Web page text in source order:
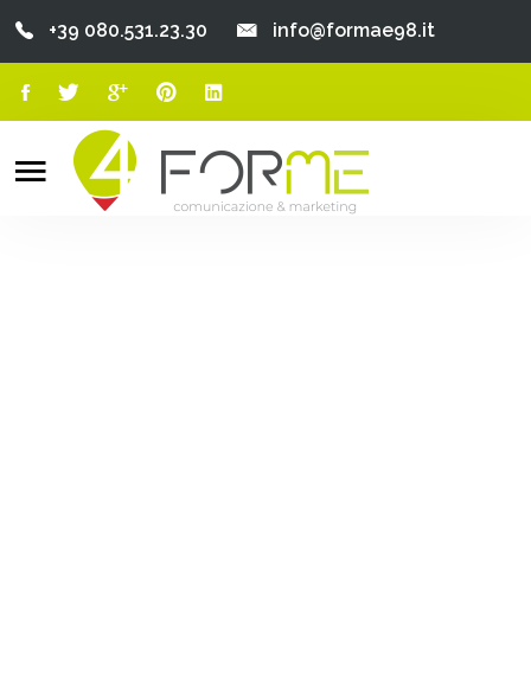
Chi Siamo
+39 080.531.23.30 info@formae98.it
Search